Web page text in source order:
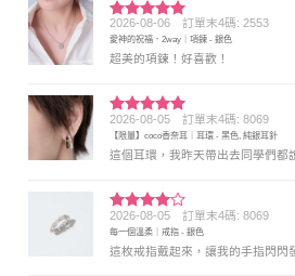
評分5 滿
分 5
2026-08-06 訂單末4碼: 2553
愛神的祝福．2way｜項鍊 - 銀色
超美的項鍊！好喜歡！
評分5 滿
分 5
2026-08-05 訂單末4碼: 8069
【限量】coco香奈耳｜耳環 - 黑色, 純銀耳針
這個耳環，我昨天帶出去同學們都
評分4
滿分 5
2026-08-05 訂單末4碼: 8069
每一個溫柔｜戒指 - 銀色
這枚戒指戴起來，讓我的手指閃閃